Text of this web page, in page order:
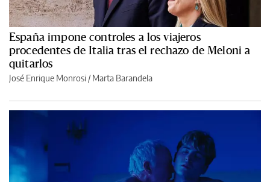
España impone controles a los viajeros
procedentes de Italia tras el rechazo de Meloni a
quitarlos
José Enrique Monrosi / Marta Barandela